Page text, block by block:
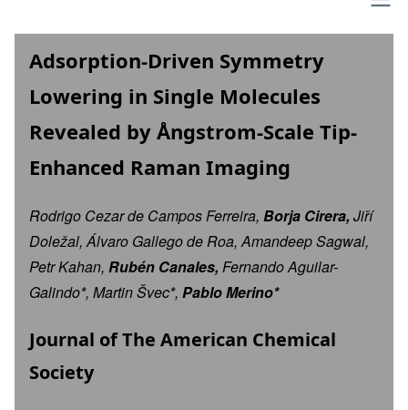
navigation
Adsorption-Driven Symmetry
Lowering in Single Molecules
Revealed by Ångstrom-Scale Tip-
Enhanced Raman Imaging
Rodrigo Cezar de Campos Ferreira, Borja Cirera, Jiří
Doležal, Álvaro Gallego de Roa, Amandeep Sagwal,
Petr Kahan, Rubén Canales, Fernando Aguilar-
Galindo*, Martin Švec*, Pablo Merino*
Journal of The American Chemical
Society